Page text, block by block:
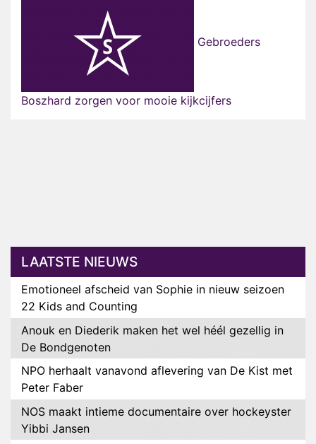
Gebroeders
Boszhard zorgen voor mooie kijkcijfers
LAATSTE NIEUWS
Emotioneel afscheid van Sophie in nieuw seizoen
22 Kids and Counting
Anouk en Diederik maken het wel héél gezellig in
De Bondgenoten
NPO herhaalt vanavond aflevering van De Kist met
Peter Faber
NOS maakt intieme documentaire over hockeyster
Yibbi Jansen